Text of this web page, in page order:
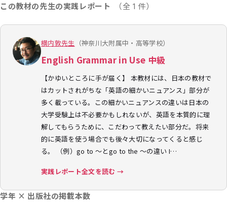
この教材の先生の実践レポート （全 1 件）
横内敦先生 （神奈川大附属中・高等学校）
English Grammar in Use 中級
【かゆいところに手が届く】 本教材には、日本の教材で
はカットされがちな「英語の細かいニュアンス」部分が
多く載っている。この細かいニュアンスの違いは日本の
大学受験上は不必要かもしれないが、英語を本質的に理
解してもらうために、こだわって教えたい部分だ。将来
的に英語を使う場合でも後々大切になってくると感じ
る。 （例）go to ～とgo to the ～の違い I…
実践レポート全文を読む →
学年 × 出版社の掲載本数